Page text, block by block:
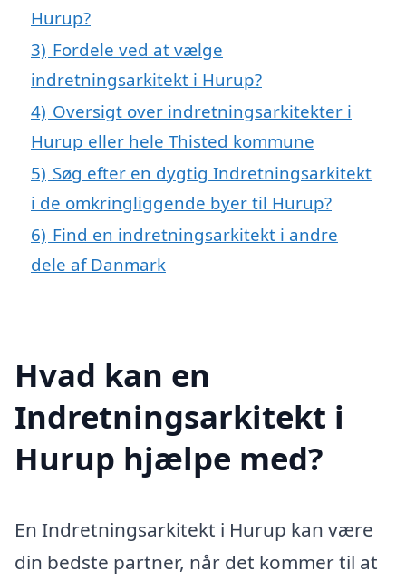
Hurup?
3) Fordele ved at vælge
indretningsarkitekt i Hurup?
4) Oversigt over indretningsarkitekter i
Hurup eller hele Thisted kommune
5) Søg efter en dygtig Indretningsarkitekt
i de omkringliggende byer til Hurup?
6) Find en indretningsarkitekt i andre
dele af Danmark
Hvad kan en
Indretningsarkitekt i
Hurup hjælpe med?
En Indretningsarkitekt i Hurup kan være
din bedste partner, når det kommer til at